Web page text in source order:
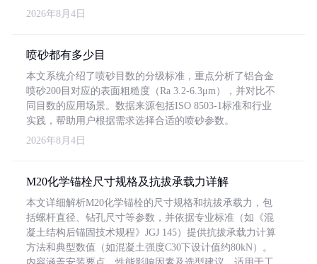
2026年8月4日
喷砂都有多少目
本文系统介绍了喷砂目数的分级标准，重点分析了铝合金
喷砂200目对应的表面粗糙度（Ra 3.2-6.3μm），并对比不
同目数的应用场景。数据来源包括ISO 8503-1标准和行业
实践，帮助用户根据需求选择合适的喷砂参数。
2026年8月4日
M20化学锚栓尺寸规格及抗拔承载力详解
本文详细解析M20化学锚栓的尺寸规格和抗拔承载力，包
括螺杆直径、钻孔尺寸等参数，并依据专业标准（如《混
凝土结构后锚固技术规程》JGJ 145）提供抗拔承载力计算
方法和典型数值（如混凝土强度C30下设计值约80kN）。